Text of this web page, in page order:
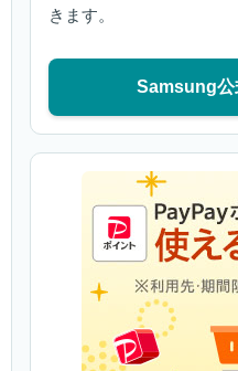
きます。
Samsung公